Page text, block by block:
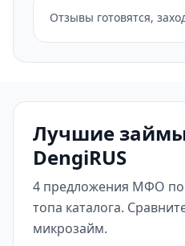
Отзывы готовятся,
Лучшие
DengiRUS
4 предложения МФО
топа каталога.
микрозайм.